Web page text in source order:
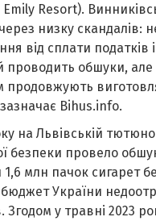
Resort).
низку скандалів:
від сплати податків
проводить обшуки, але
продовжують
Bihus.info.
на Львівській
безпеки провело
млн пачок сигарет
України
Згодом у травні 2023